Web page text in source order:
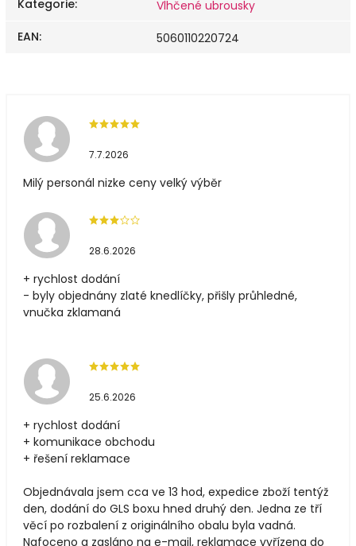
Kategorie:
Vlhčené ubrousky
EAN: 5060110220724
7.7.2026
Milý personál nizke ceny velký výběr
28.6.2026
+ rychlost dodání
- byly objednány zlaté knedlíčky, přišly průhledné,
vnučka zklamaná
25.6.2026
+ rychlost dodání
+ komunikace obchodu
+ řešení reklamace
Objednávala jsem cca ve 13 hod, expedice zboží tentýž
den, dodání do GLS boxu hned druhý den. Jedna ze tří
věcí po rozbalení z originálního obalu byla vadná.
Nafoceno a zasláno na e-mail, reklamace vyřízena do